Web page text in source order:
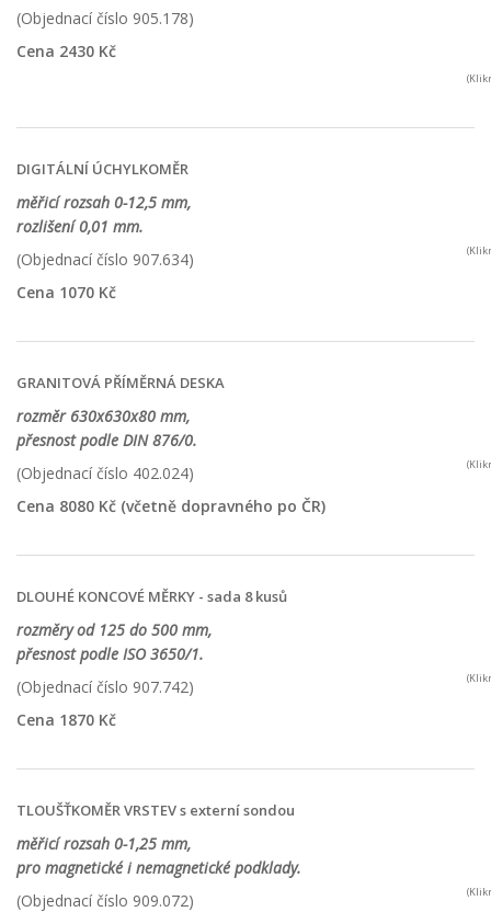
(Objednací číslo 905.178)
Cena 2430 Kč
DIGITÁLNÍ ÚCHYLKOMĚR
měřicí rozsah 0-12,5 mm,
rozlišení 0,01 mm.
(Objednací číslo 907.634)
Cena 1070 Kč
GRANITOVÁ PŘÍMĚRNÁ DESKA
rozměr 630x630x80 mm,
přesnost podle DIN 876/0.
(Objednací číslo 402.024)
Cena 8080 Kč (včetně dopravného po ČR)
DLOUHÉ KONCOVÉ MĚRKY - sada 8 kusů
rozměry od 125 do 500 mm,
přesnost podle ISO 3650/1.
(Objednací číslo 907.742)
Cena 1870 Kč
TLOUŠŤKOMĚR VRSTEV s externí sondou
měřicí rozsah 0-1,25 mm,
pro magnetické i nemagnetické podklady.
(Objednací číslo 909.072)